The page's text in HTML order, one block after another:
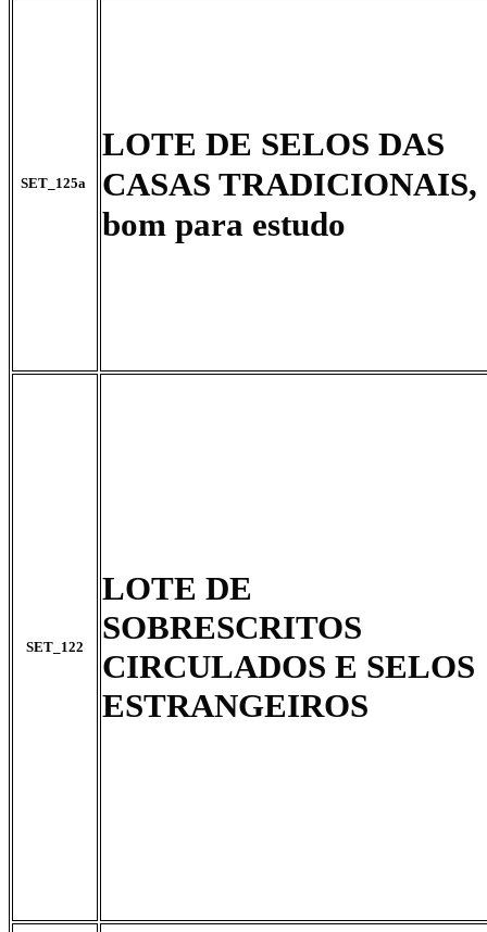
SET_125a
LOTE DE SELOS DAS
CASAS TRADICIONAIS,
bom para estudo
SET_122
LOTE DE
SOBRESCRITOS
CIRCULADOS E SELOS
ESTRANGEIROS